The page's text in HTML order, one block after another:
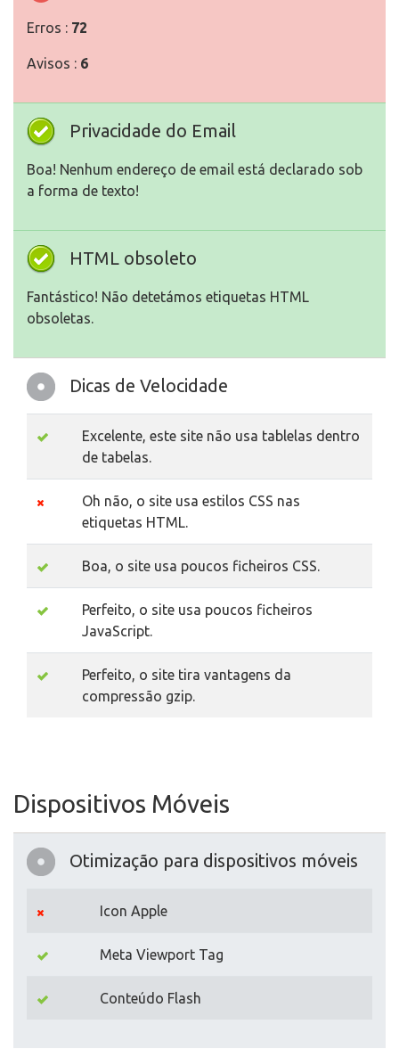
Erros : 72
Avisos : 6
Privacidade do Email
Boa! Nenhum endereço de email está declarado sob
a forma de texto!
HTML obsoleto
Fantástico! Não detetámos etiquetas HTML
obsoletas.
Dicas de Velocidade
Excelente, este site não usa tablelas dentro
de tabelas.
Oh não, o site usa estilos CSS nas
etiquetas HTML.
Boa, o site usa poucos ficheiros CSS.
Perfeito, o site usa poucos ficheiros
JavaScript.
Perfeito, o site tira vantagens da
compressão gzip.
Dispositivos Móveis
Otimização para dispositivos móveis
Icon Apple
Meta Viewport Tag
Conteúdo Flash